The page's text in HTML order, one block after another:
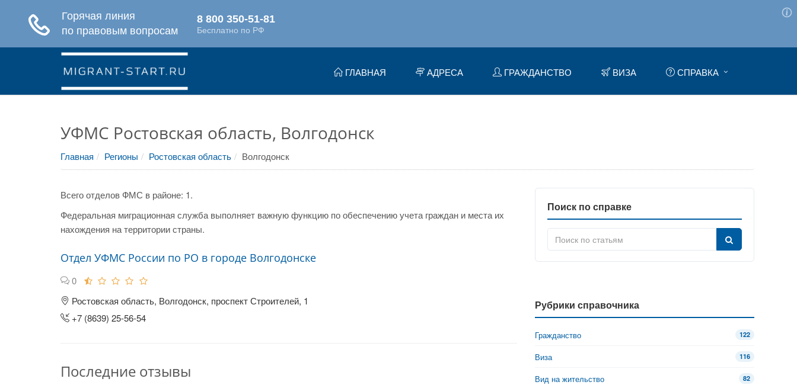
ГЛАВНАЯ АДРЕСА ГРАЖДАНСТВО ВИЗА СПРАВКА
УФМС Ростовская область, Волгодонск
Главная Регионы Ростовская область Волгодонск
Всего отделов ФМС в районе: 1.
Федеральная миграционная служба выполняет важную функцию по обеспечению учета граждан и места их
нахождения на территории страны.
Отдел УФМС России по РО в городе Волгодонске
0
Ростовская область, Волгодонск, проспект Строителей, 1
+7 (8639) 25-56-54
Последние отзывы
Поиск по справке
Рубрики справочника
Гражданство 122
Виза 116
Вид на жительство 82